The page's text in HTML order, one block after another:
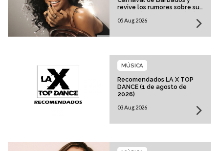
revive los rumores sobre su
esperado regreso musical
05 Aug 2026
Recomendados LA X TOP
DANCE (1 de agosto de
2026)
MÚSICA
03 Aug 2026